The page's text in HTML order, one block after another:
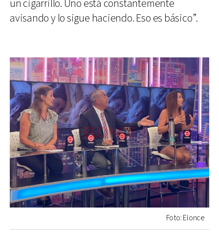
un cigarrillo. Uno está constantemente
avisando y lo sigue haciendo. Eso es básico”.
Foto: Elonce